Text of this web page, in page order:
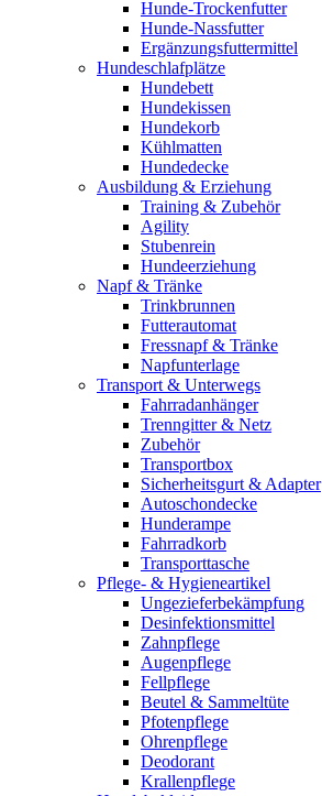
Hunde-Trockenfutter
Hunde-Nassfutter
Ergänzungsfuttermittel
Hundeschlafplätze
Hundebett
Hundekissen
Hundekorb
Kühlmatten
Hundedecke
Ausbildung & Erziehung
Training & Zubehör
Agility
Stubenrein
Hundeerziehung
Napf & Tränke
Trinkbrunnen
Futterautomat
Fressnapf & Tränke
Napfunterlage
Transport & Unterwegs
Fahrradanhänger
Trenngitter & Netz
Zubehör
Transportbox
Sicherheitsgurt & Adapter
Autoschondecke
Hunderampe
Fahrradkorb
Transporttasche
Pflege- & Hygieneartikel
Ungezieferbekämpfung
Desinfektionsmittel
Zahnpflege
Augenpflege
Fellpflege
Beutel & Sammeltüte
Pfotenpflege
Ohrenpflege
Deodorant
Krallenpflege